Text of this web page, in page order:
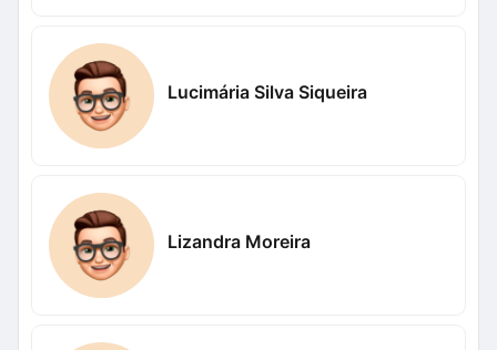
Lucimária Silva Siqueira
Lizandra Moreira